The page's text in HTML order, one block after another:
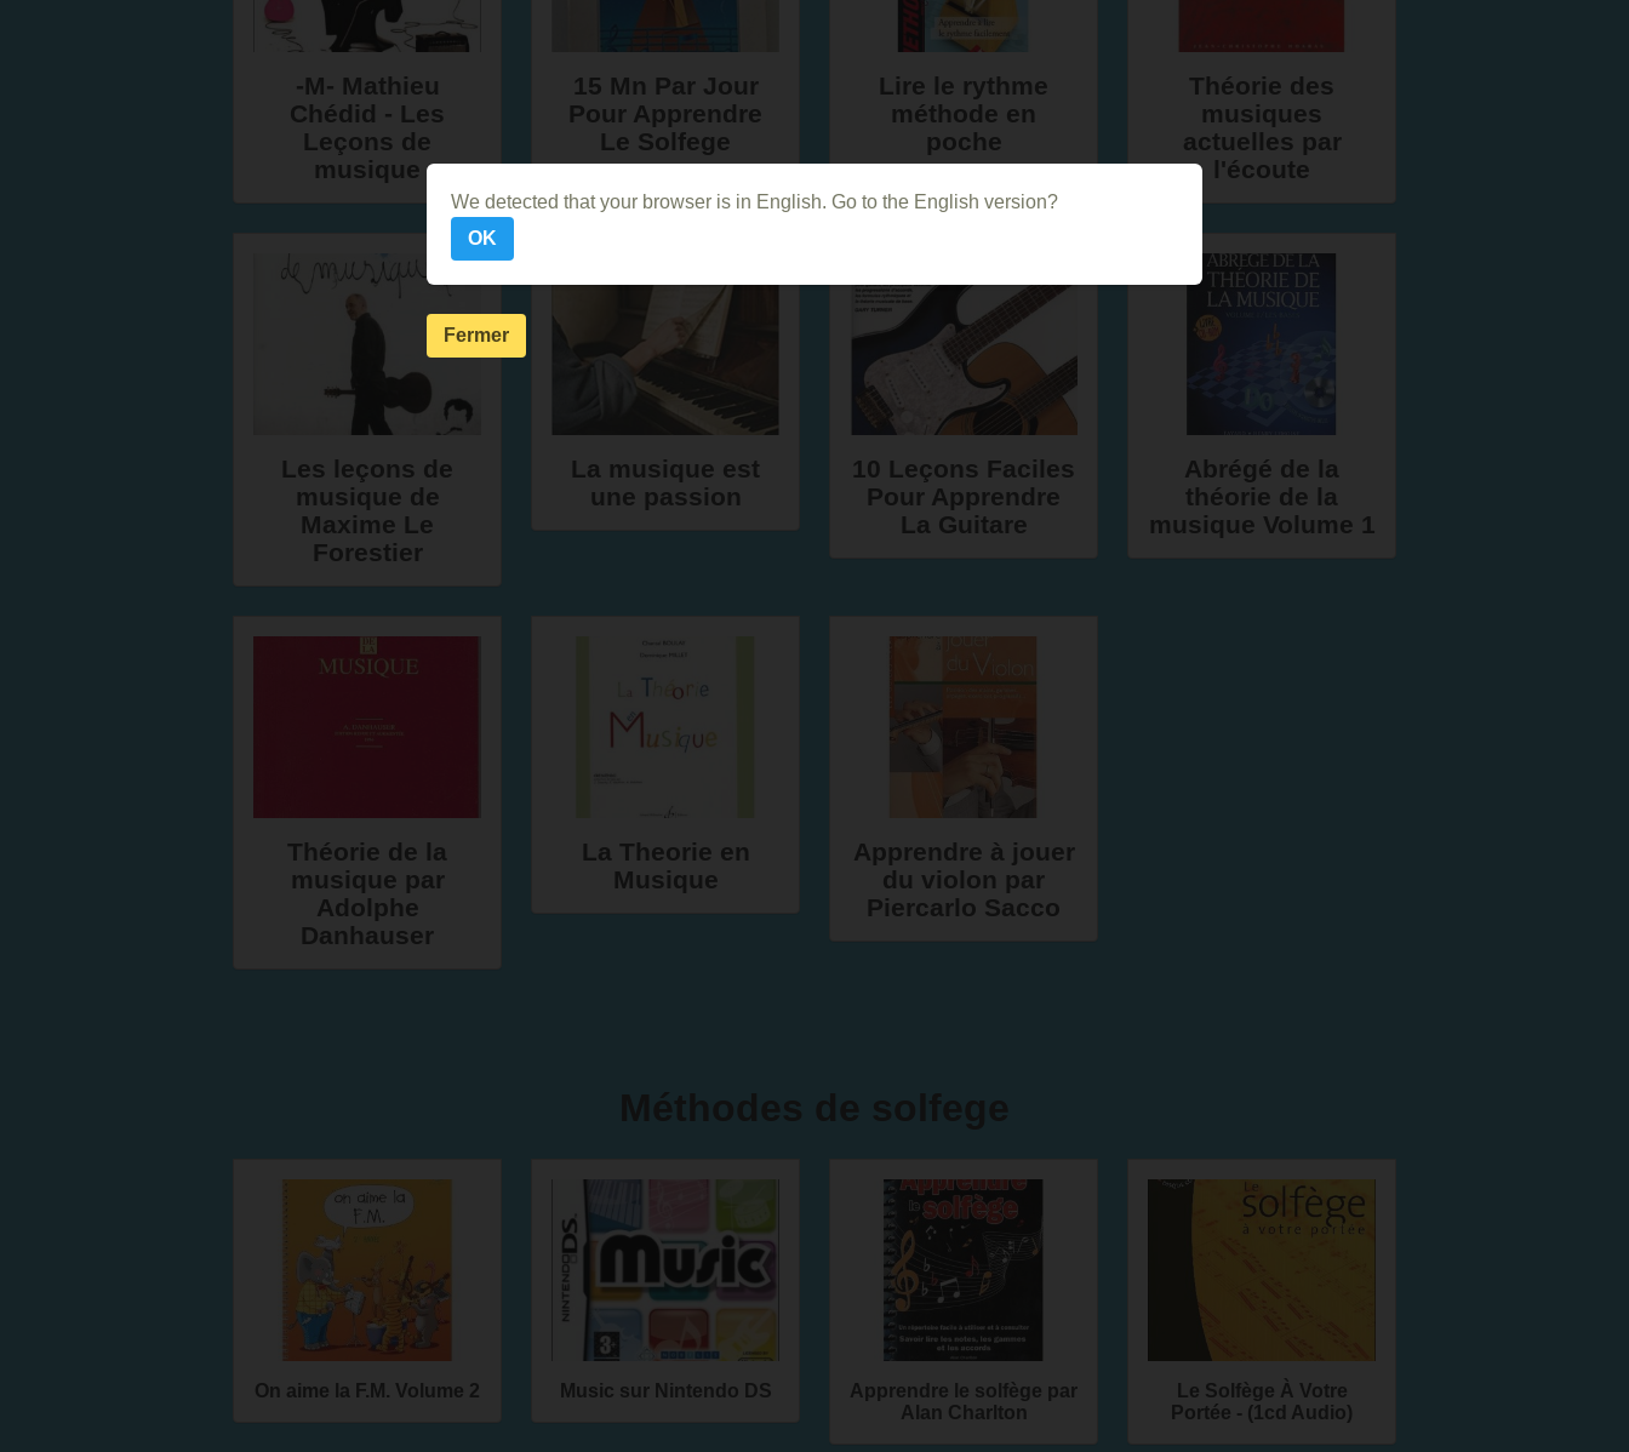
-M- Mathieu
Chédid - Les
Leçons de
musique
15 Mn Par Jour
Pour Apprendre
Le Solfege
Lire le rythme
méthode en
poche
Théorie des
musiques
actuelles par
l'écoute
Les leçons de
musique de
Maxime Le
Forestier
La musique est
une passion
10 Leçons Faciles
Pour Apprendre
La Guitare
Abrégé de la
théorie de la
musique Volume 1
Théorie de la
musique par
Adolphe
Danhauser
La Theorie en
Musique
Apprendre à jouer
du violon par
Piercarlo Sacco
On aime la F.M. Volume 2 Music sur Nintendo DS
Apprendre le solfège par
Alan Charlton
Le Solfège À Votre
Portée - (1cd Audio)
We detected that your browser is in English. Go to the English version?
OK
Fermer